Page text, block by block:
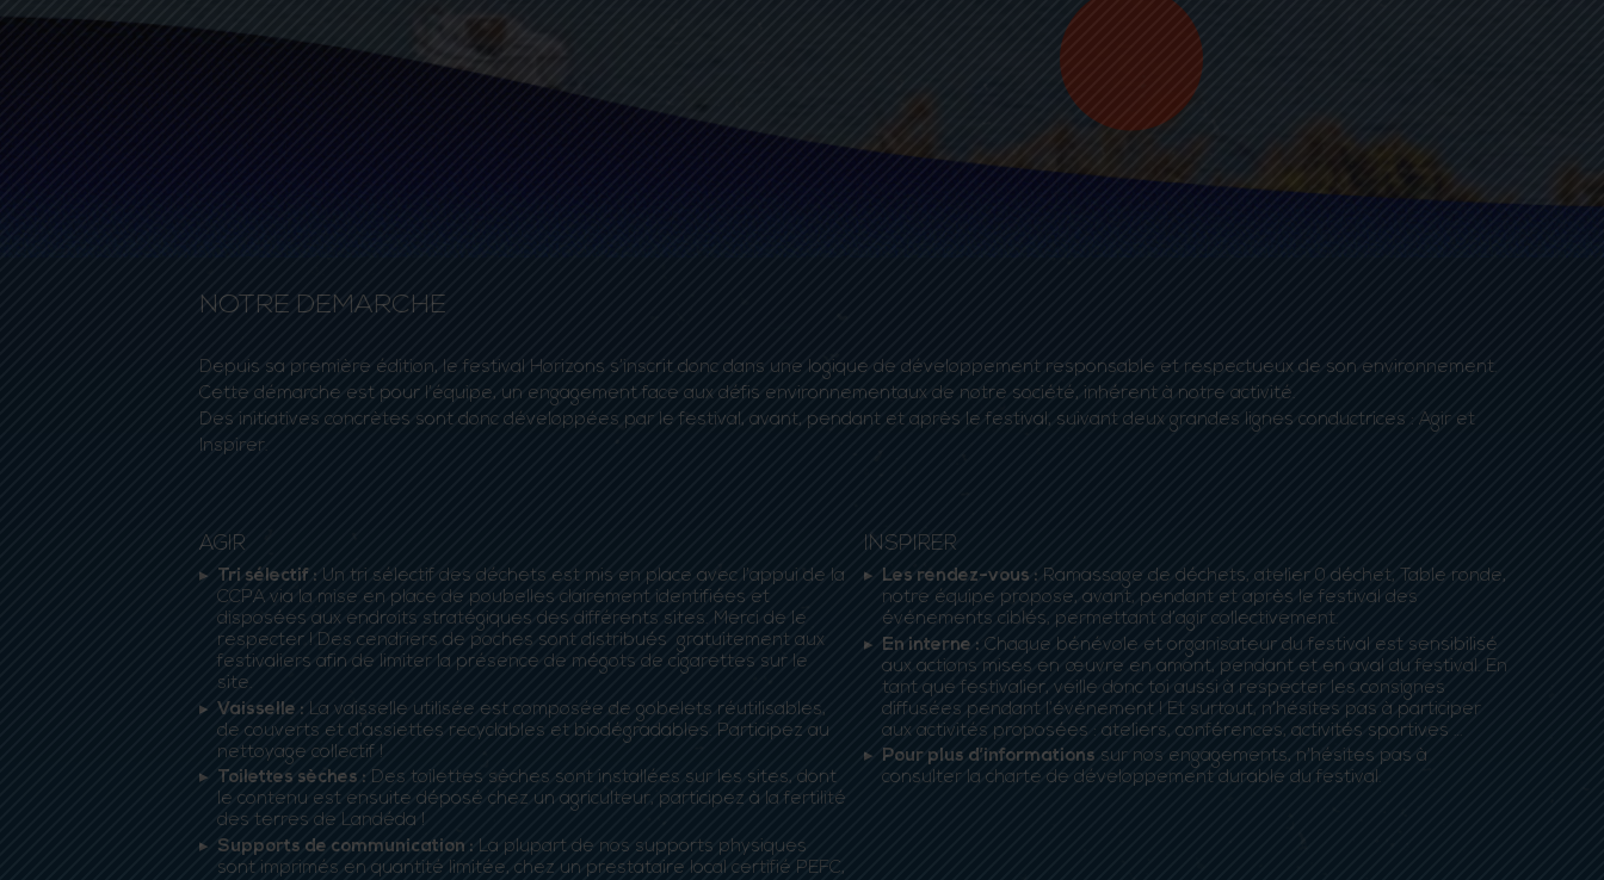
NOTRE DEMARCHE
Depuis sa première édition, le festival Horizons s’inscrit donc dans une logique de développement responsable et respectueux de son environnement.
Cette démarche est pour l’équipe, un engagement face aux défis environnementaux de notre société, inhérent à notre activité.
Des initiatives concrètes sont donc développées par le festival, avant, pendant et après le festival, suivant deux grandes lignes conductrices : Agir et
Inspirer.
AGIR
Tri sélectif : Un tri sélectif des déchets est mis en place avec l’appui de la
CCPA via la mise en place de poubelles clairement identifiées et
disposées aux endroits stratégiques des différents sites. Merci de le
respecter ! Des cendriers de poches sont distribués gratuitement aux
festivaliers afin de limiter la présence de mégots de cigarettes sur le
site.
Vaisselle : La vaisselle utilisée est composée de gobelets réutilisables,
de couverts et d’assiettes recyclables et biodégradables. Participez au
nettoyage collectif !
Toilettes sèches : Des toilettes sèches sont installées sur les sites, dont
le contenu est ensuite déposé chez un agriculteur, participez à la fertilité
des terres de Landéda !
Supports de communication : La plupart de nos supports physiques
sont imprimés en quantité limitée, chez un prestataire local certifié PEFC,
INSPIRER
Les rendez-vous : Ramassage de déchets, atelier 0 déchet, Table ronde,
notre équipe propose, avant, pendant et après le festival des
événements ciblés, permettant d’agir collectivement.
En interne : Chaque bénévole et organisateur du festival est sensibilisé
aux actions mises en œuvre en amont, pendant et en aval du festival. En
tant que festivalier, veille donc toi aussi à respecter les consignes
diffusées pendant l’événement ! Et surtout, n’hésites pas à participer
aux activités proposées : ateliers, conférences, activités sportives …
Pour plus d’informations sur nos engagements, n’hésites pas à
consulter la charte de développement durable du festival.